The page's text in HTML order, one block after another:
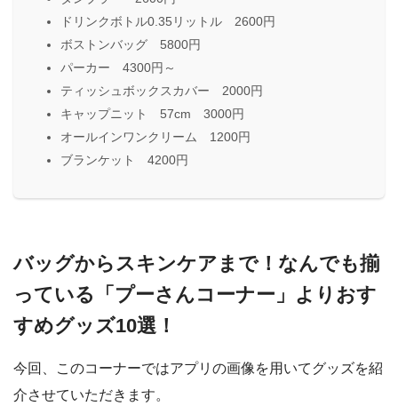
ドリンクボトル0.35リットル 2600円
ボストンバッグ 5800円
パーカー 4300円～
ティッシュボックスカバー 2000円
キャップニット 57cm 3000円
オールインワンクリーム 1200円
ブランケット 4200円
バッグからスキンケアまで！なんでも揃
っている「プーさんコーナー」よりおす
すめグッズ10選！
今回、このコーナーではアプリの画像を用いてグッズを紹
介させていただきます。